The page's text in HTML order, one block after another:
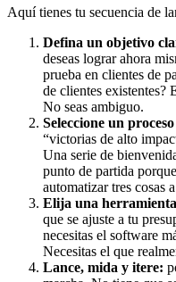
Aquí tienes tu secuencia de
Defina un objetivo
deseas lograr ahora
prueba en clientes de
de clientes
No seas ambiguo.
Seleccione un
“victorias de alto
Una serie de
punto de partida
automatizar tres cosas
Elija una
que se ajuste a tu
necesitas el software
Necesitas el que
Lance, mida y itere: